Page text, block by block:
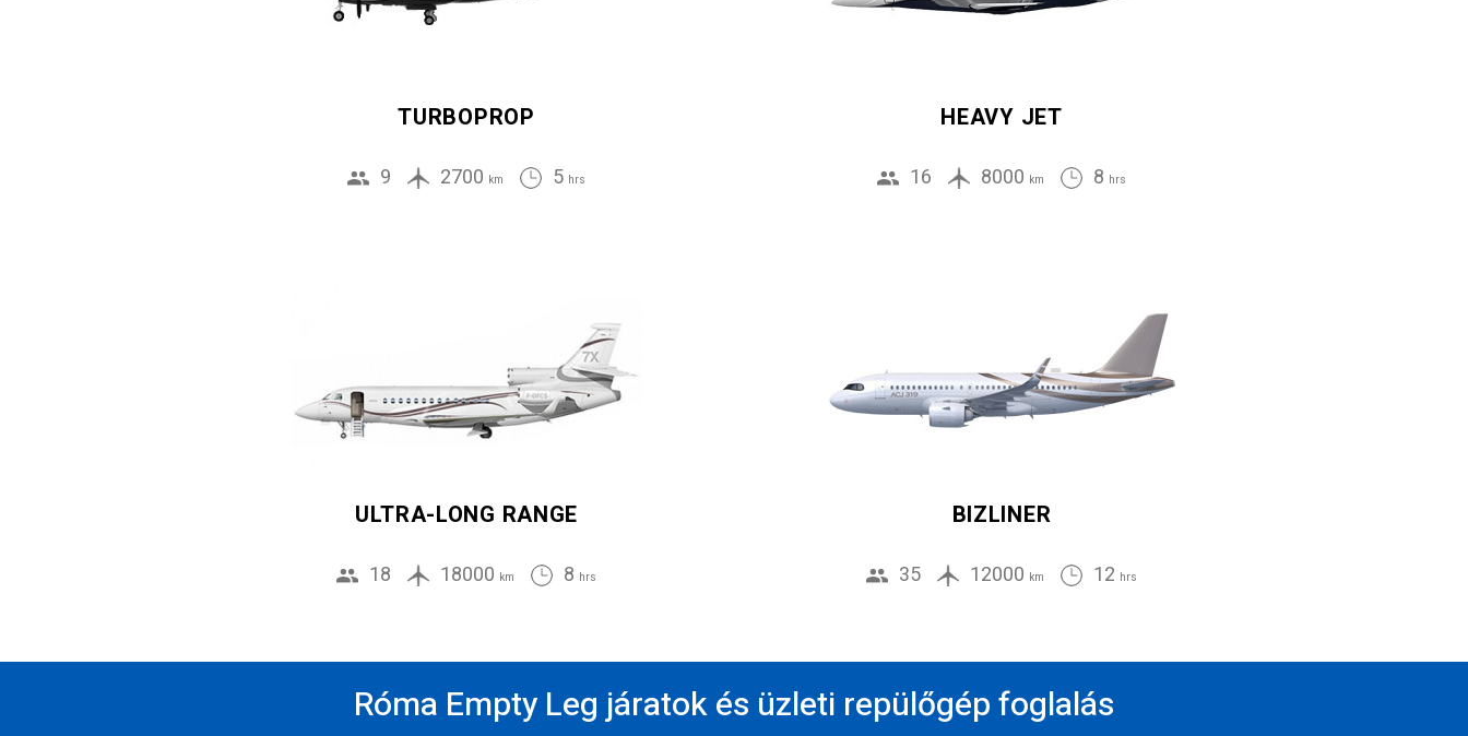
TURBOPROP
9 2700 km 5 hrs
HEAVY JET
16 8000 km 8 hrs
ULTRA-LONG RANGE
18 18000 km 8 hrs
BIZLINER
35 12000 km 12 hrs
Róma Empty Leg járatok és üzleti repülőgép foglalás